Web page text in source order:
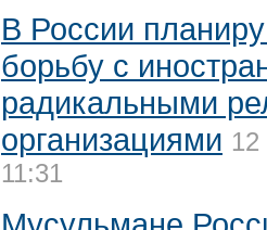
В России
борьбу с
радикальными
организациями
11:31